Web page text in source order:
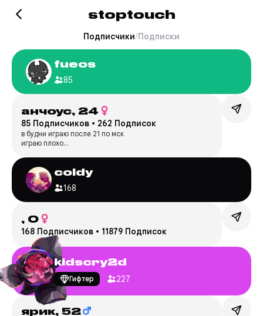
stoptouch
Подписчики/Подписки
fueos
85
анчоус, 24
85 Подписчиков • 262 Подписок
в будни играю после 21 по мск
играю плохо...
coldy
168
, 0
168 Подписчиков • 11879 Подписок
kidscry2d
Гифтер 227
ярик, 52